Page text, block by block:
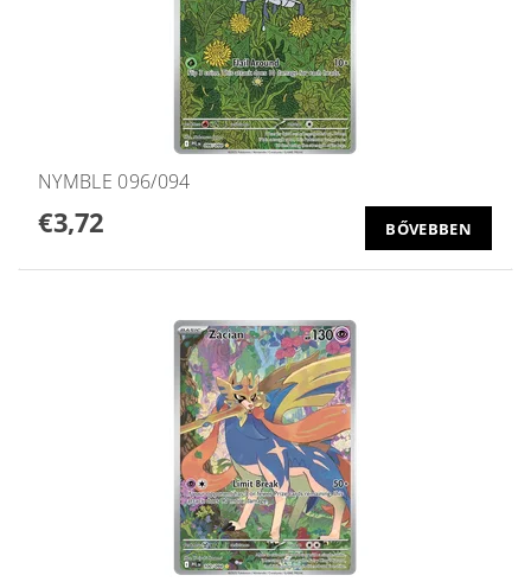
NYMBLE 096/094
€3,72 BŐVEBBEN